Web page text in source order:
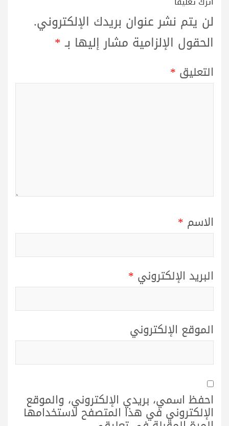
لن يتم نشر عنوان بريدك الإلكتروني.
الحقول الإلزامية مشار إليها بـ*
التعليق *
الاسم *
البريد الإلكتروني *
الموقع الإلكتروني
احفظ اسمي، بريدي الإلكتروني، والموقع
الإلكتروني في هذا المتصفح لاستخدامها